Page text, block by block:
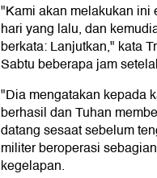
"Kami akan melakukan ini
hari yang lalu, dan
berkata: Lanjutkan," kata
Sabtu beberapa jam
"Dia mengatakan kepada
berhasil dan Tuhan
datang sesaat sebelum
militer beroperasi
kegelapan.